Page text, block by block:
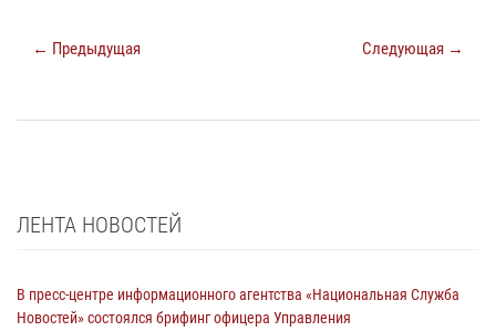
← Предыдущая Следующая →
ЛЕНТА НОВОСТЕЙ
В пресс-центре информационного агентства «Национальная Служба
Новостей» состоялся брифинг офицера Управления